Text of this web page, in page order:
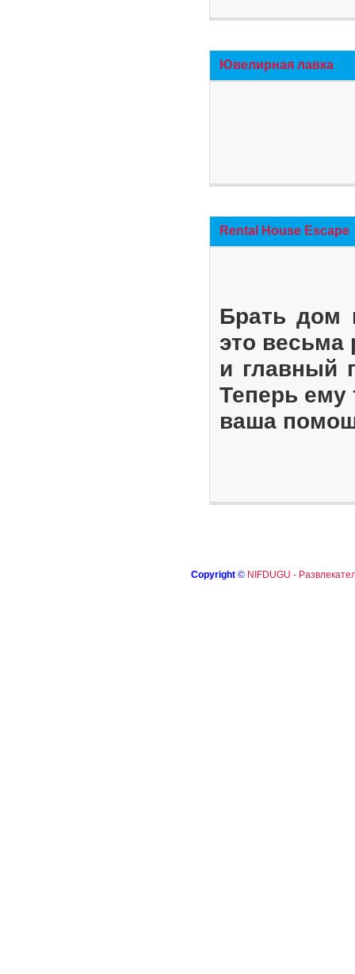
Ювелирная лавка
Rental House Escape
Брать дом
это весьма
и главный
Теперь ему
ваша
Copyright © NIFDUGU -